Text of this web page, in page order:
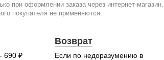
при оформлении заказа через интернет-магазин.
покупателя не применяются.
690
Возврат
Если по недоразумению в